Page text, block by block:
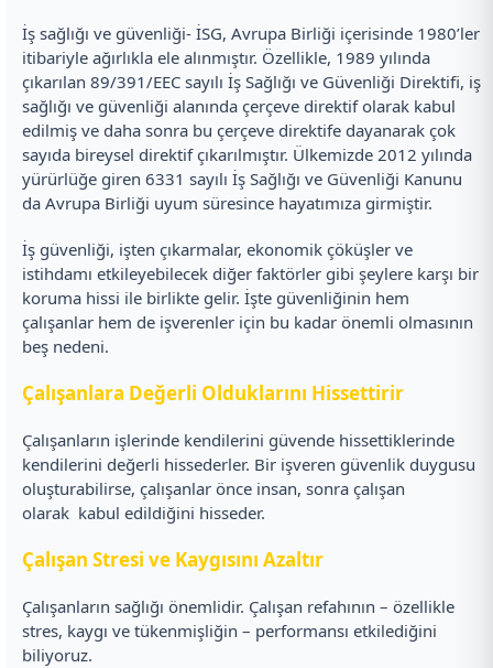
İş sağlığı ve güvenliği- İSG, Avrupa Birliği içerisinde 1980’ler
itibariyle ağırlıkla ele alınmıştır. Özellikle, 1989 yılında
çıkarılan 89/391/EEC sayılı İş Sağlığı ve Güvenliği Direktifi, iş
sağlığı ve güvenliği alanında çerçeve direktif olarak kabul
edilmiş ve daha sonra bu çerçeve direktife dayanarak çok
sayıda bireysel direktif çıkarılmıştır. Ülkemizde 2012 yılında
yürürlüğe giren 6331 sayılı İş Sağlığı ve Güvenliği Kanunu
da Avrupa Birliği uyum süresince hayatımıza girmiştir.
İş güvenliği, işten çıkarmalar, ekonomik çöküşler ve
istihdamı etkileyebilecek diğer faktörler gibi şeylere karşı bir
koruma hissi ile birlikte gelir. İşte güvenliğinin hem
çalışanlar hem de işverenler için bu kadar önemli olmasının
beş nedeni.
Çalışanlara Değerli Olduklarını Hissettirir
Çalışanların işlerinde kendilerini güvende hissettiklerinde
kendilerini değerli hissederler. Bir işveren güvenlik duygusu
oluşturabilirse, çalışanlar önce insan, sonra çalışan
olarak kabul edildiğini hisseder.
Çalışan Stresi ve Kaygısını Azaltır
Çalışanların sağlığı önemlidir. Çalışan refahının – özellikle
stres, kaygı ve tükenmişliğin – performansı etkilediğini
biliyoruz.